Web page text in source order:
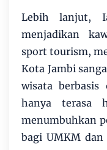
Lebih lanjut,
menjadikan
sport tourism,
Kota Jambi
wisata berbasis
hanya terasa
menumbuhkan
bagi UMKM dan